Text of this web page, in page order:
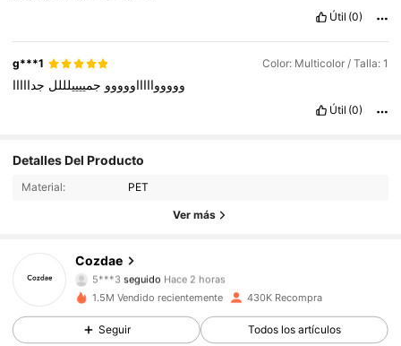
Útil (0)
g***1 Color: Multicolor / Talla: 1
ووووواااااووووو جمييييلللل جدااااا
Útil (0)
Detalles Del Producto
Material: PET
Ver más
Cozdae
14K Seguidores
5***3seguido
4.83
14K Seguidores
4.83 14K Seguidores
1.5M Vendido recientemente 430K Recompra
Seguir Todos los artículos